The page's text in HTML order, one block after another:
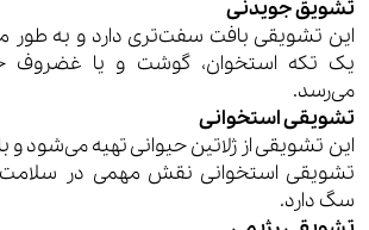
تشویق جویدنی
این تشویقی بافت سفت‌تری دارد و به
یک تکه استخوان، گوشت و یا غضروف
می‌رسد.
تشویقی استخوانی
این تشویقی از ژلاتین حیوانی تهیه می‌شود و
تشویقی استخوانی نقش مهمی در
سگ دارد.